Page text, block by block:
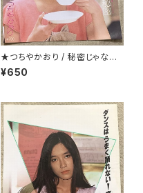
★つちやかおり / 秘密じゃない
けど秘密
¥650